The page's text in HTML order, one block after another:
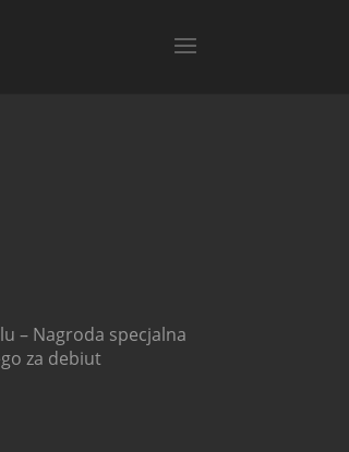
– Nagroda specjalna
za debiut